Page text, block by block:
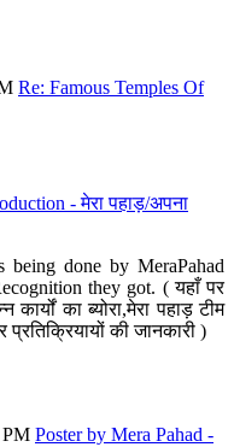
Re: Famous Temples Of
- मेरा पहाड़/अपना
done by MeraPahad
they got. ( यहाँ पर
कार्यों का ब्योरा,मेरा पहाड़ टीम
की जानकारी )
PM Poster by Mera Pahad -